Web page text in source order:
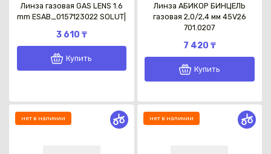
Линза газовая GAS LENS 1.6
mm ESAB_0157123022 SOLUT|
3 610 ₸
Купить
Линза АБИКОР БИНЦЕЛЬ
газовая 2,0/2,4 мм 45V26
701.0207
7 420 ₸
Купить
нет в наличии нет в наличии